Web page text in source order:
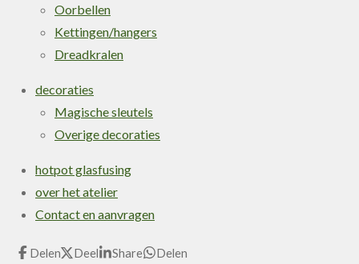
Oorbellen
Kettingen/hangers
Dreadkralen
decoraties
Magische sleutels
Overige decoraties
hotpot glasfusing
over het atelier
Contact en aanvragen
Delen Deel Share Delen